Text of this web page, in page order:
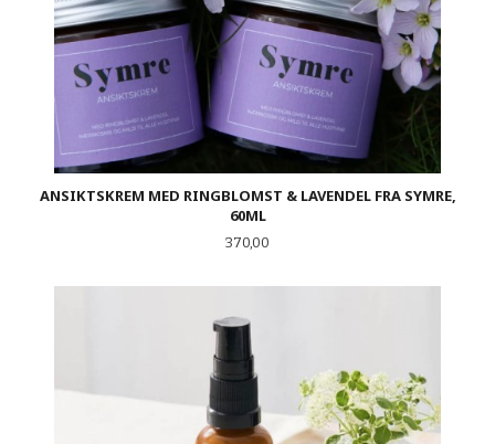
ANSIKTSKREM MED RINGBLOMST & LAVENDEL FRA SYMRE,
60ML
Pris
370,00